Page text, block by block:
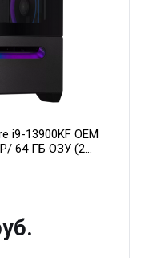
i9-13900KF OEM
64 ГБ ОЗУ (2
16GB GDDR7